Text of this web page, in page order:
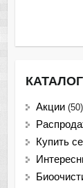
Акции (50)
Купить